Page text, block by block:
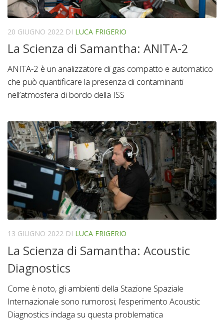
20 GIUGNO 2022 DI LUCA FRIGERIO
La Scienza di Samantha: ANITA-2
ANITA-2 è un analizzatore di gas compatto e automatico
che può quantificare la presenza di contaminanti
nell’atmosfera di bordo della ISS
13 GIUGNO 2022 DI LUCA FRIGERIO
La Scienza di Samantha: Acoustic
Diagnostics
Come è noto, gli ambienti della Stazione Spaziale
Internazionale sono rumorosi; l’esperimento Acoustic
Diagnostics indaga su questa problematica